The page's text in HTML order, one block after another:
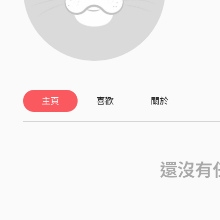
主頁 喜歡 關於
還沒有